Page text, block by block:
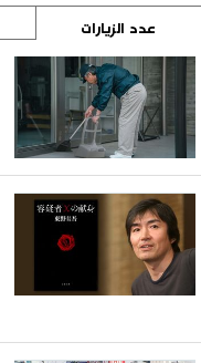
عدد الزيارات